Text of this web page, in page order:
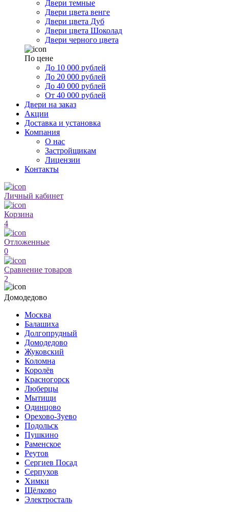
Двери темные
Двери цвета венге
Двери цвета Дуб
Двери цвета Шоколад
Двери черного цвета
По цене
До 10 000 рублей
До 20 000 рублей
До 40 000 рублей
От 40 000 рублей
Двери на заказ
Акции
Доставка и установка
Компания
О нас
Застройщикам
Лицензии
Контакты
Личный кабинет
Корзина
4
Отложенные
0
Сравнение товаров
2
Домодедово
Москва
Балашиха
Долгопрудный
Домодедово
Жуковский
Коломна
Королёв
Красногорск
Люберцы
Мытищи
Одинцово
Орехово-Зуево
Подольск
Пушкино
Раменское
Реутов
Сергиев Посад
Серпухов
Химки
Щёлково
Электросталь